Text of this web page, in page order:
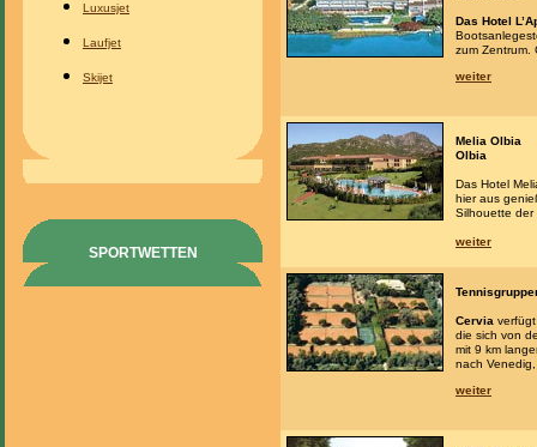
Luxusjet
Laufjet
Skijet
SPORTWETTEN
Das Hotel
zum Zentrum.
weiter
Melia Olbia
Olbia
Das Hotel
hier aus
Silhouette der
weiter
Cervia
die sich von
mit 9 km
nach
weiter